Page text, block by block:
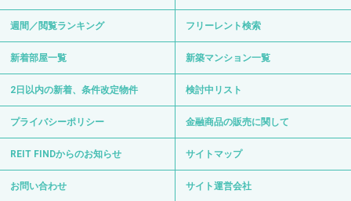
週間／閲覧ランキング フリーレント検索
新着部屋一覧 新築マンション一覧
2日以内の新着、条件改定物件 検討中リスト
プライバシーポリシー 金融商品の販売に関して
REIT FINDからのお知らせ サイトマップ
お問い合わせ サイト運営会社